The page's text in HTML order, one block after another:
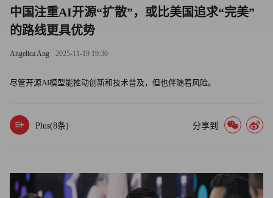
中国注重AI开源“扩散”，或比美国追求“完美”
的路线更具优势
Angelica Ang 2025-11-19 19:30
尽管开源AI模型能推动创新和技术普及，但也伴随着风险。
Plus(8条) 分享到